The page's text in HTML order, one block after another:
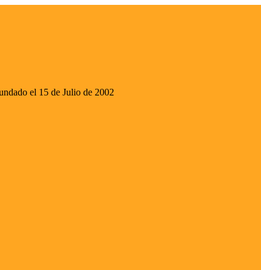
el 15 de Julio de 2002